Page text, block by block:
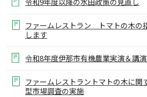
ファームレストラン トマトの木の
します
令和8年度伊那市有機農業実演＆講
ファームレストラントマトの木に関
型市場調査の実施